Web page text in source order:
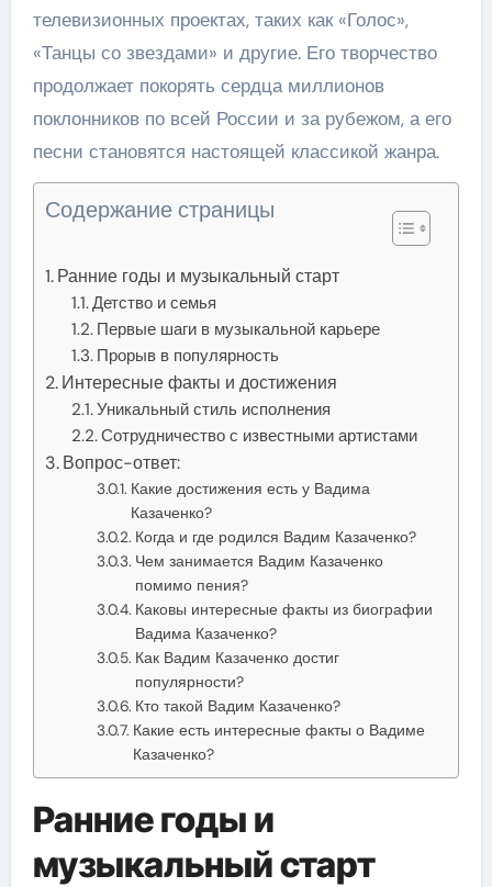
телевизионных проектах, таких как «Голос»,
«Танцы со звездами» и другие. Его творчество
продолжает покорять сердца миллионов
поклонников по всей России и за рубежом, а его
песни становятся настоящей классикой жанра.
Содержание страницы
Ранние годы и музыкальный старт
Детство и семья
Первые шаги в музыкальной карьере
Прорыв в популярность
Интересные факты и достижения
Уникальный стиль исполнения
Сотрудничество с известными артистами
Вопрос-ответ:
Какие достижения есть у Вадима
Казаченко?
Когда и где родился Вадим Казаченко?
Чем занимается Вадим Казаченко
помимо пения?
Каковы интересные факты из биографии
Вадима Казаченко?
Как Вадим Казаченко достиг
популярности?
Кто такой Вадим Казаченко?
Какие есть интересные факты о Вадиме
Казаченко?
Ранние годы и
музыкальный старт